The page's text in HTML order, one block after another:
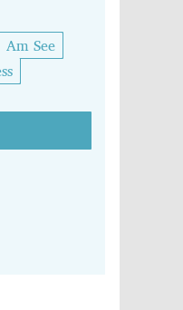
Am See